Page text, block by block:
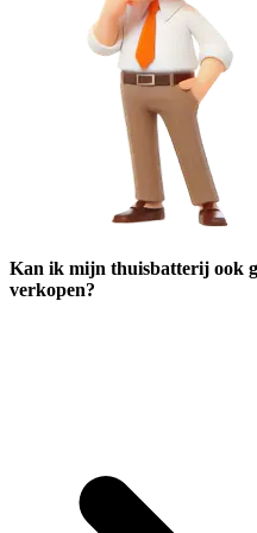
Kan ik mijn thuisbatterij ook
verkopen?